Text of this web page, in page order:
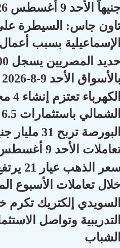
الأحد 9 أغسطس 2026
جاس: السيطرة
بسبب
الأحد 9-8-2026
باستثمارات 6.5 مليار جنيه
البورصة تربح
الأحد 9 أغسطس 2026
تعاملات الأسبوع
إلكتريك تكرم
وتواصل